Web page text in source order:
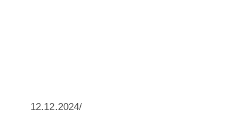
12.12.2024/